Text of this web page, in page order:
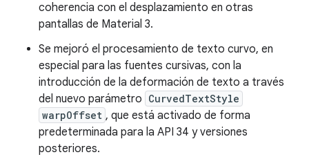
coherencia con el desplazamiento en otras
pantallas de Material 3.
Se mejoró el procesamiento de texto curvo, en
especial para las fuentes cursivas, con la
introducción de la deformación de texto a través
del nuevo parámetro CurvedTextStyle
warpOffset , que está activado de forma
predeterminada para la API 34 y versiones
posteriores.